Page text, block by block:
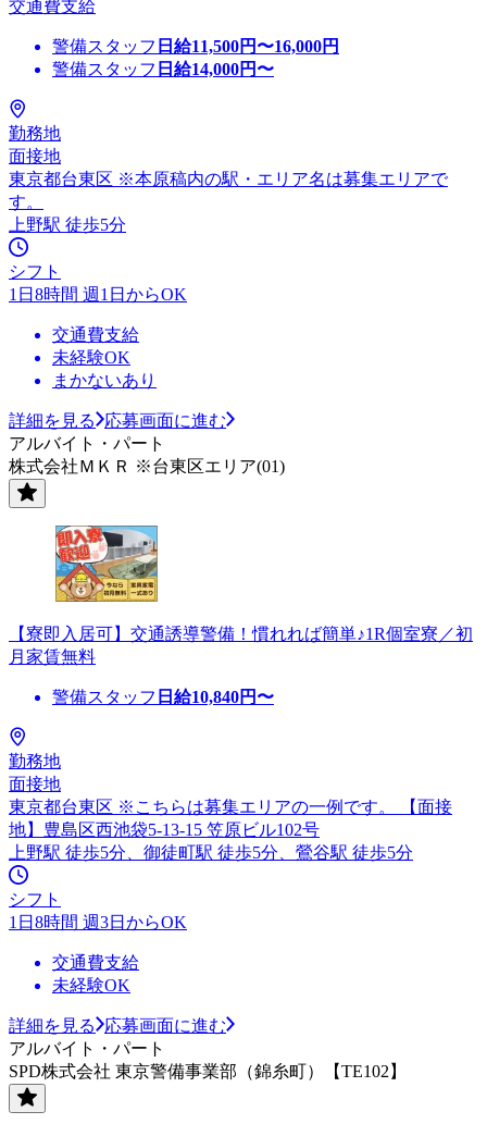
交通費支給
警備スタッフ 日給11,500円〜16,000円
警備スタッフ 日給14,000円〜
勤務地
面接地
東京都台東区 ※本原稿内の駅・エリア名は募集エリアで
す。
上野駅 徒歩5分
シフト
1日8時間 週1日からOK
交通費支給
未経験OK
まかないあり
詳細を見る
応募画面に進む
アルバイト・パート
株式会社ＭＫＲ ※台東区エリア(01)
【寮即入居可】交通誘導警備！慣れれば簡単♪1R個室寮／初
月家賃無料
警備スタッフ 日給10,840円〜
勤務地
面接地
東京都台東区 ※こちらは募集エリアの一例です。 【面接
地】豊島区西池袋5-13-15 笠原ビル102号
上野駅 徒歩5分、御徒町駅 徒歩5分、鶯谷駅 徒歩5分
シフト
1日8時間 週3日からOK
交通費支給
未経験OK
詳細を見る
応募画面に進む
アルバイト・パート
SPD株式会社 東京警備事業部（錦糸町）【TE102】